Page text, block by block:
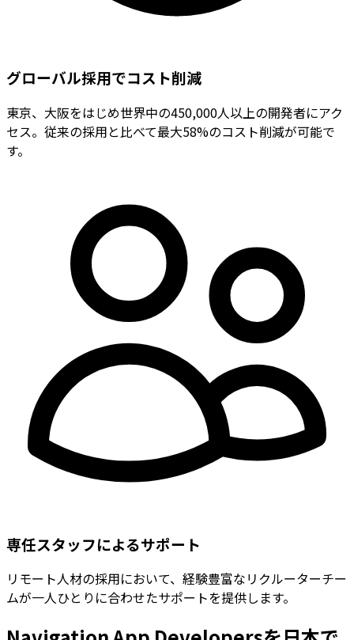
グローバル採用でコスト削減
東京、大阪をはじめ世界中の450,000人以上の開発者にアク
セス。従来の採用と比べて最大58%のコスト削減が可能で
す。
専任スタッフによるサポート
リモート人材の採用において、経験豊富なリクルーターチー
ムが一人ひとりに合わせたサポートを提供します。